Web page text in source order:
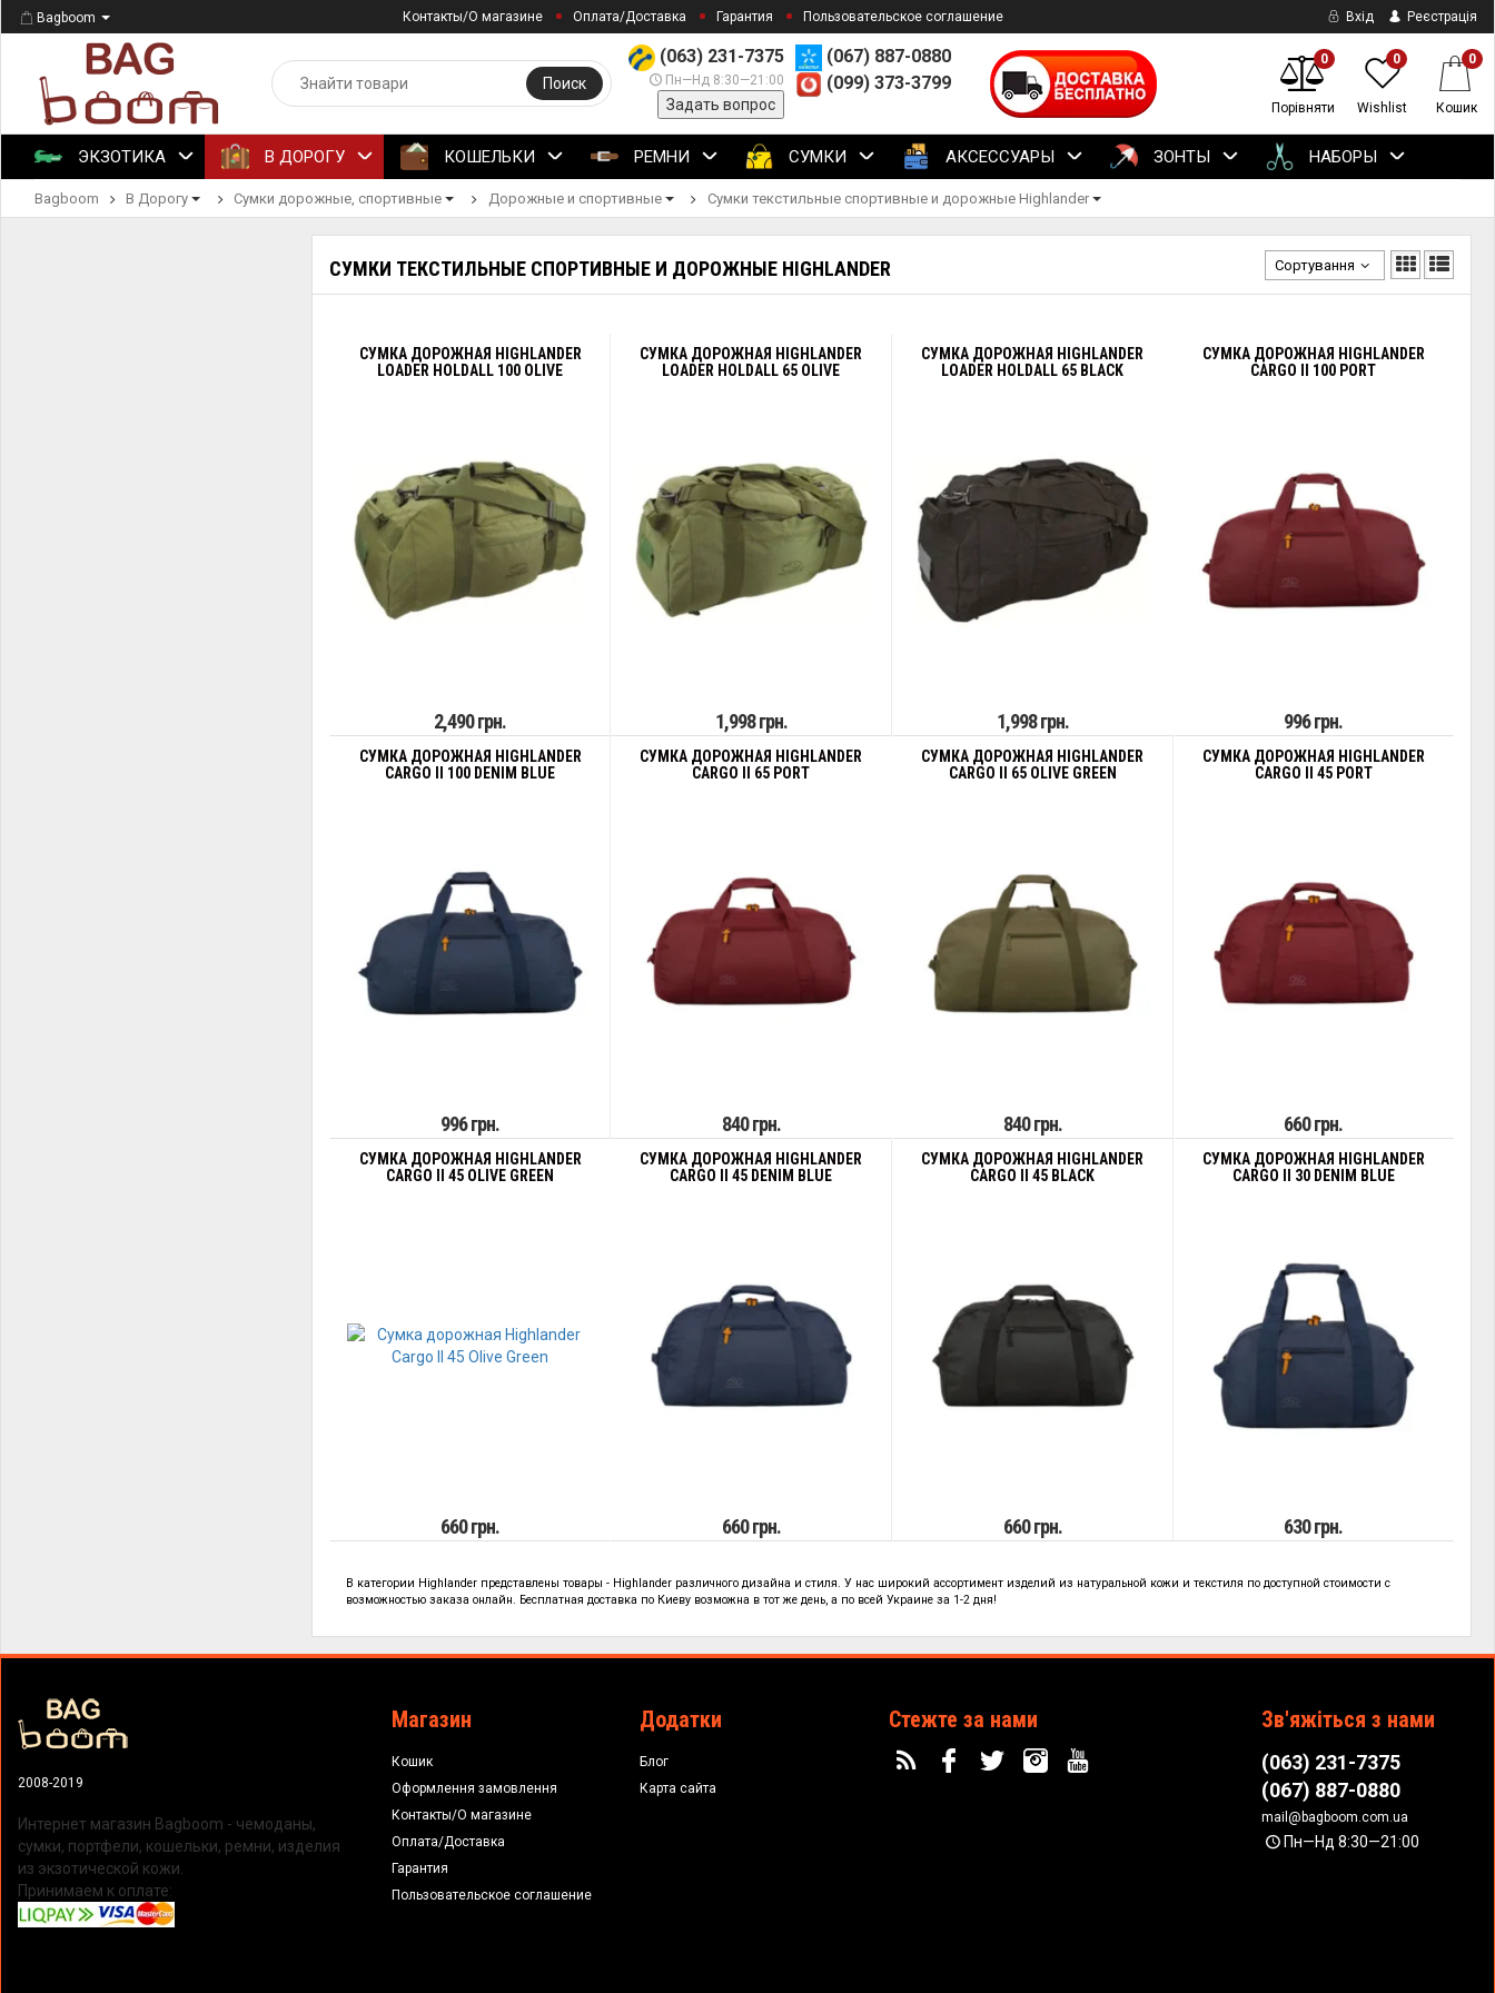
Bagboom Контакты/О магазине Оплата/Доставка Гарантия Пользовательское соглашение Вхід Реєстрація
(063) 231-7375
Пн—Нд 8:30—21:00
Задать вопрос
(067) 887-0880
(099) 373-3799
Поиск
0
Порівняти
0
Wishlist
0
Кошик
ЭКЗОТИКА В ДОРОГУ КОШЕЛЬКИ РЕМНИ СУМКИ АКСЕССУАРЫ ЗОНТЫ НАБОРЫ
Bagboom В Дорогу Сумки дорожные, спортивные Дорожные и спортивные Сумки текстильные спортивные и дорожные Highlander
СУМКИ ТЕКСТИЛЬНЫЕ СПОРТИВНЫЕ И ДОРОЖНЫЕ HIGHLANDER Сортування
СУМКА ДОРОЖНАЯ HIGHLANDER
LOADER HOLDALL 100 OLIVE
2,490 грн.
СУМКА ДОРОЖНАЯ HIGHLANDER
LOADER HOLDALL 65 OLIVE
1,998 грн.
СУМКА ДОРОЖНАЯ HIGHLANDER
LOADER HOLDALL 65 BLACK
1,998 грн.
СУМКА ДОРОЖНАЯ HIGHLANDER
CARGO II 100 PORT
996 грн.
СУМКА ДОРОЖНАЯ HIGHLANDER
CARGO II 100 DENIM BLUE
996 грн.
СУМКА ДОРОЖНАЯ HIGHLANDER
CARGO II 65 PORT
840 грн.
СУМКА ДОРОЖНАЯ HIGHLANDER
CARGO II 65 OLIVE GREEN
840 грн.
СУМКА ДОРОЖНАЯ HIGHLANDER
CARGO II 45 PORT
660 грн.
СУМКА ДОРОЖНАЯ HIGHLANDER
CARGO II 45 OLIVE GREEN
660 грн.
СУМКА ДОРОЖНАЯ HIGHLANDER
CARGO II 45 DENIM BLUE
660 грн.
СУМКА ДОРОЖНАЯ HIGHLANDER
CARGO II 45 BLACK
660 грн.
СУМКА ДОРОЖНАЯ HIGHLANDER
CARGO II 30 DENIM BLUE
630 грн.
В категории Highlander представлены товары - Highlander различного дизайна и стиля. У нас широкий ассортимент изделий из натуральной кожи и текстиля подоступной стоимости с
возможностью заказа онлайн. Бесплатная доставка по Киеву возможна в тот же день, а по всей Украине за 1-2 дня!
2008-2019
Интернет магазин Bagboom - чемоданы,
сумки, портфели, кошельки, ремни, изделия
из экзотической кожи.
Принимаем к оплате:
Магазин
Кошик
Оформлення замовлення
Контакты/О магазине
Оплата/Доставка
Гарантия
Пользовательское соглашение
Додатки
Блог
Карта сайта
Стежте за нами Зв'яжіться з нами
(063) 231-7375
(067) 887-0880
mail@bagboom.com.ua
Пн—Нд 8:30—21:00